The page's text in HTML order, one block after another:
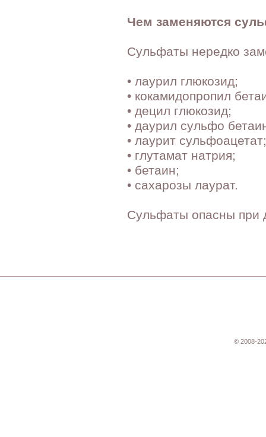
Чем заменяются
Сульфаты нередко
• лаурил глюкозид;
• кокамидопропил
• децил глюкозид;
• даурил сульфо
• лаурит сульфоацетат;
• глутамат натрия;
• бетаин;
• сахарозы лаурат.
Сульфаты опасны при
© 2008-